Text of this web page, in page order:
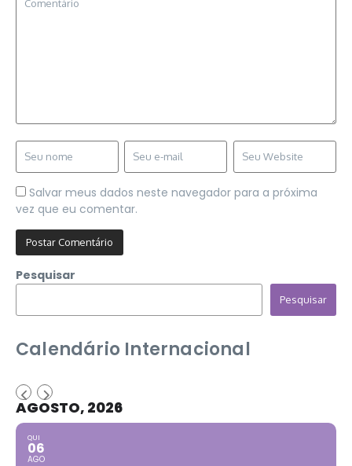
Salvar meus dados neste navegador para a próxima
vez que eu comentar.
Pesquisar
Pesquisar
Calendário Internacional
AGOSTO, 2026
QUI
06
AGO